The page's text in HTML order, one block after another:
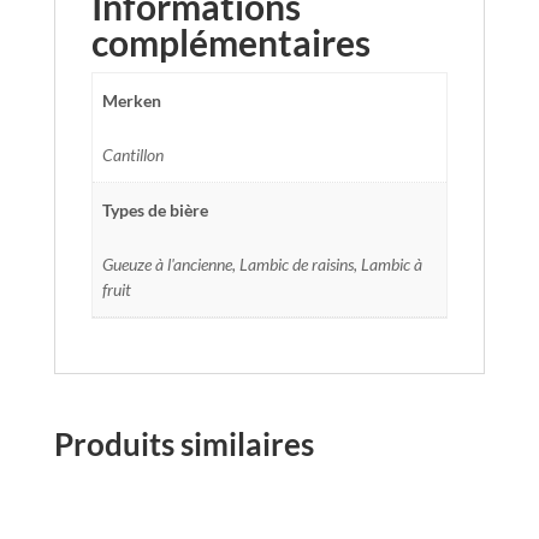
complémentaires
Merken
Cantillon
Types de bière
Gueuze à l'ancienne, Lambic de raisins, Lambic à
fruit
Produits similaires